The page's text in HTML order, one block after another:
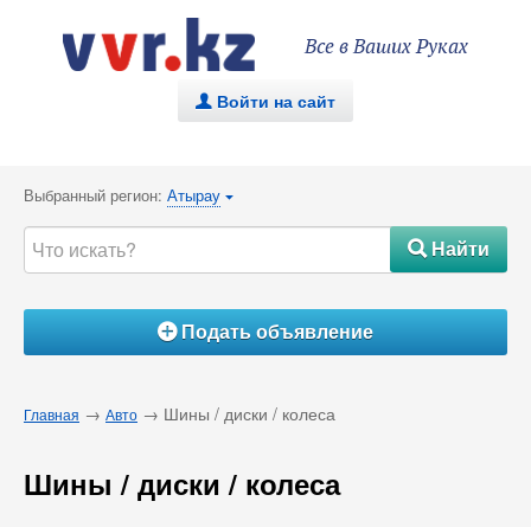
Все в Ваших Руках
. Войти на сайт
Выбранный регион: Атырау {
#Найти
ÁПодать объявление
Главная → Авто → Шины / диски / колеса
Шины / диски / колеса